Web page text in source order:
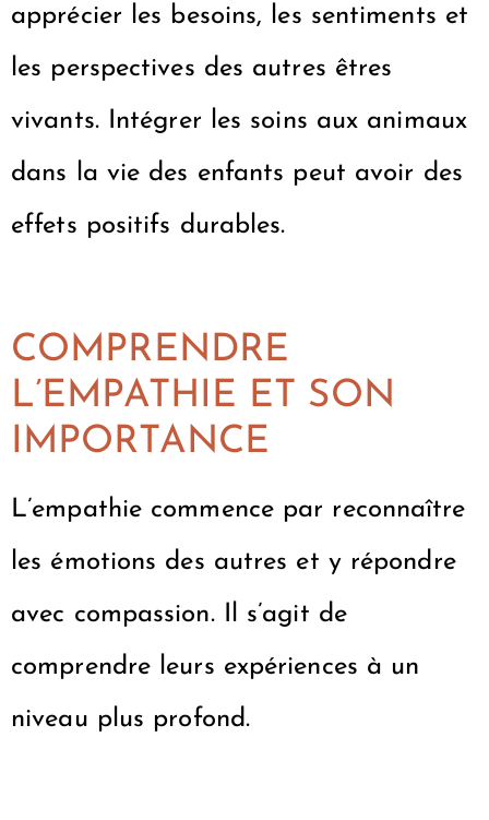
apprécier les besoins, les sentiments et
les perspectives des autres êtres
vivants. Intégrer les soins aux animaux
dans la vie des enfants peut avoir des
effets positifs durables.
COMPRENDRE
L’EMPATHIE ET SON
IMPORTANCE
L’empathie commence par reconnaître
les émotions des autres et y répondre
avec compassion. Il s’agit de
comprendre leurs expériences à un
niveau plus profond.